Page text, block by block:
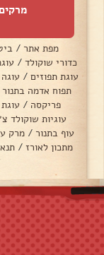
מפת אתר /
כדורי שוקולד /
עוגת תפוזים /
תפוח אדמה בתנור
פריקסה /
עוגיות שוקולד
עוף בתנור / מרק
מתכון לאורז /